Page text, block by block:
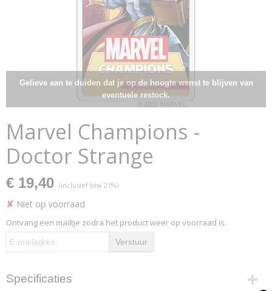
Gelieve aan te duiden dat je op de hoogte wenst te blijven van
eventuele restock.
Marvel Champions -
Doctor Strange
€ 19,40 (inclusief btw 21%)
✘ Niet op voorraad
Ontvang een mailtje zodra het product weer op voorraad is.
Verstuur
Specificaties